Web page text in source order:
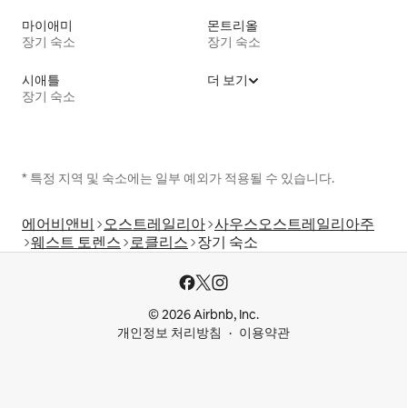
마이애미
장기 숙소
몬트리올
장기 숙소
시애틀
장기 숙소
더 보기
* 특정 지역 및 숙소에는 일부 예외가 적용될 수 있습니다.
에어비앤비 오스트레일리아 사우스오스트레일리아주
웨스트 토렌스 로클리스 장기 숙소
© 2026 Airbnb, Inc.
개인정보 처리방침
이용약관